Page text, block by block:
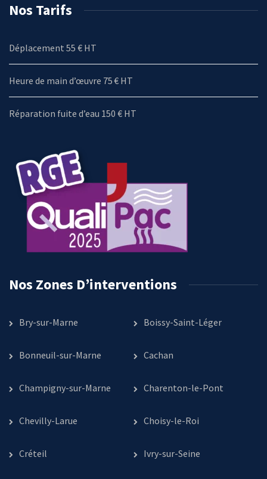
Nos Tarifs
Déplacement 55 € HT
Heure de main d’œuvre 75 € HT
Réparation fuite d’eau 150 € HT
Nos Zones D’interventions
Bry-sur-Marne Boissy-Saint-Léger
Bonneuil-sur-Marne Cachan
Champigny-sur-Marne Charenton-le-Pont
Chevilly-Larue Choisy-le-Roi
Créteil Ivry-sur-Seine